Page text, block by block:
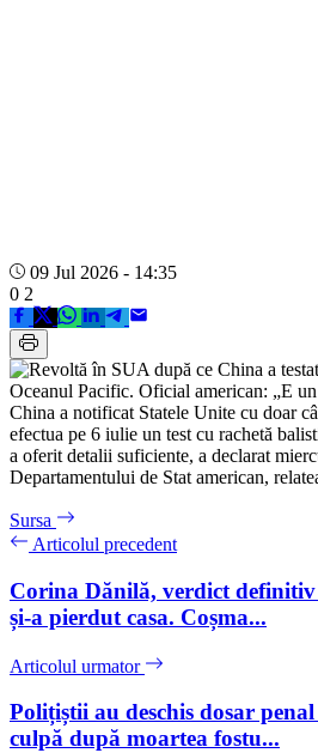
09 Jul 2026 - 14:35
0 2
China a notificat Statele Unite cu doar
efectua pe 6 iulie un test cu rachetă
a oferit detalii suficiente, a declarat
Departamentului de Stat american,
Sursa
Articolul precedent
Corina Dănilă, verdict
și-a pierdut casa. Coșma...
Articolul urmator
Polițiștii au deschis dosar
culpă după moartea fostu...